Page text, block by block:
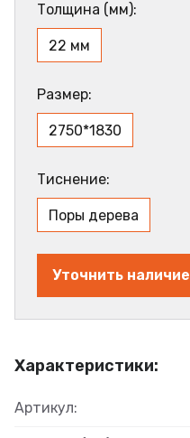
Характеристики:
Артикул:
Толщина (мм):
22 мм
Размер:
2750*1830
Тиснение:
Поры дерева
Уточнить наличие